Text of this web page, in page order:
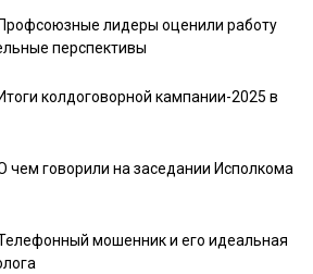
Профсоюзные лидеры оценили работу
перспективы
Итоги колдоговорной кампании-2025 в
чем говорили на заседании Исполкома
мошенник и его идеальная